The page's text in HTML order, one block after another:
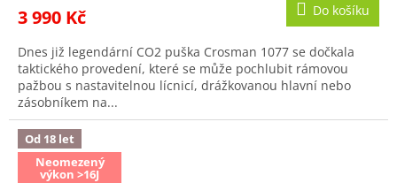
3 990 Kč Do košíku
Dnes již legendární CO2 puška Crosman 1077 se dočkala
taktického provedení, které se může pochlubit rámovou
pažbou s nastavitelnou lícnicí, drážkovanou hlavní nebo
zásobníkem na...
Od 18 let
Neomezený
výkon >16J